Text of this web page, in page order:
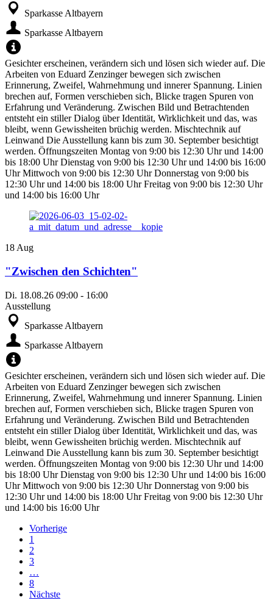
Sparkasse Altbayern
Sparkasse Altbayern
Gesichter erscheinen, verändern sich und lösen sich wieder auf. Die
Arbeiten von Eduard Zenzinger bewegen sich zwischen
Erinnerung, Zweifel, Wahrnehmung und innerer Spannung. Linien
brechen auf, Formen verschieben sich, Blicke tragen Spuren von
Erfahrung und Veränderung. Zwischen Bild und Betrachtenden
entsteht ein stiller Dialog über Identität, Wirklichkeit und das, was
bleibt, wenn Gewissheiten brüchig werden. Mischtechnik auf
Leinwand Die Ausstellung kann bis zum 30. September besichtigt
werden. Öffnungszeiten Montag von 9:00 bis 12:30 Uhr und 14:00
bis 18:00 Uhr Dienstag von 9:00 bis 12:30 Uhr und 14:00 bis 16:00
Uhr Mittwoch von 9:00 bis 12:30 Uhr Donnerstag von 9:00 bis
12:30 Uhr und 14:00 bis 18:00 Uhr Freitag von 9:00 bis 12:30 Uhr
und 14:00 bis 16:00 Uhr
18 Aug
"Zwischen den Schichten"
Di. 18.08.26 09:00 - 16:00
Ausstellung
Sparkasse Altbayern
Sparkasse Altbayern
Gesichter erscheinen, verändern sich und lösen sich wieder auf. Die
Arbeiten von Eduard Zenzinger bewegen sich zwischen
Erinnerung, Zweifel, Wahrnehmung und innerer Spannung. Linien
brechen auf, Formen verschieben sich, Blicke tragen Spuren von
Erfahrung und Veränderung. Zwischen Bild und Betrachtenden
entsteht ein stiller Dialog über Identität, Wirklichkeit und das, was
bleibt, wenn Gewissheiten brüchig werden. Mischtechnik auf
Leinwand Die Ausstellung kann bis zum 30. September besichtigt
werden. Öffnungszeiten Montag von 9:00 bis 12:30 Uhr und 14:00
bis 18:00 Uhr Dienstag von 9:00 bis 12:30 Uhr und 14:00 bis 16:00
Uhr Mittwoch von 9:00 bis 12:30 Uhr Donnerstag von 9:00 bis
12:30 Uhr und 14:00 bis 18:00 Uhr Freitag von 9:00 bis 12:30 Uhr
und 14:00 bis 16:00 Uhr
Vorherige
1
2
3
…
8
Nächste